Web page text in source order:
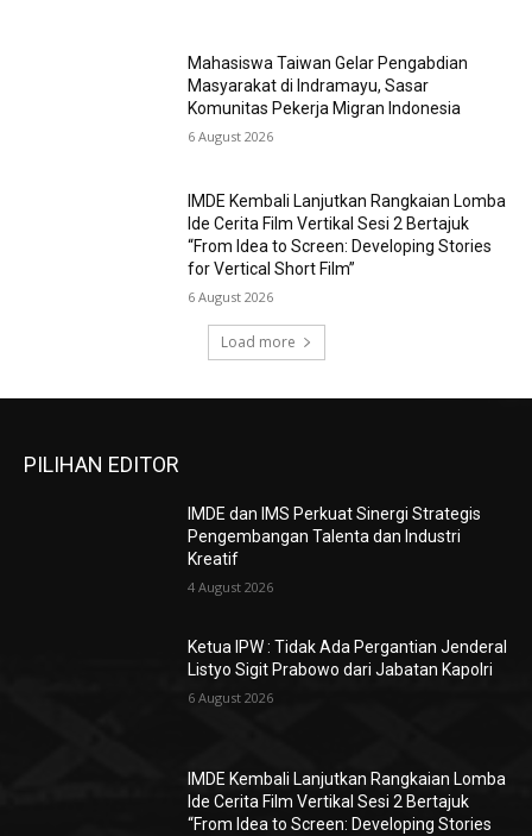
Mahasiswa Taiwan Gelar Pengabdian
Masyarakat di Indramayu, Sasar
Komunitas Pekerja Migran Indonesia
6 August 2026
IMDE Kembali Lanjutkan Rangkaian Lomba
Ide Cerita Film Vertikal Sesi 2 Bertajuk
“From Idea to Screen: Developing Stories
for Vertical Short Film”
6 August 2026
Load more
PILIHAN EDITOR
IMDE dan IMS Perkuat Sinergi Strategis
Pengembangan Talenta dan Industri
Kreatif
4 August 2026
Ketua IPW : Tidak Ada Pergantian Jenderal
Listyo Sigit Prabowo dari Jabatan Kapolri
6 August 2026
IMDE Kembali Lanjutkan Rangkaian Lomba
Ide Cerita Film Vertikal Sesi 2 Bertajuk
“From Idea to Screen: Developing Stories